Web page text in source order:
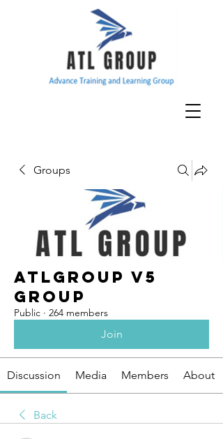
Groups
ATLGroup v5
Group
Public · 264 members
Join
Discussion Media Members About
Back